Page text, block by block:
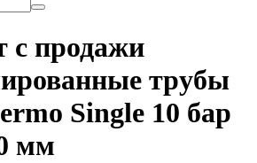
с продажи
трубы
Single 10 бар
мм